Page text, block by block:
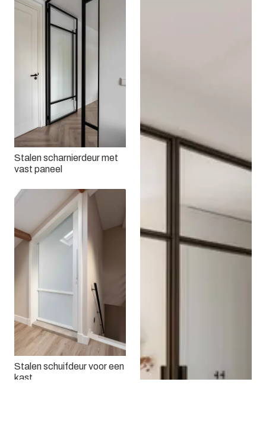
Stalen scharnierdeur met
vast paneel
Stalen schuifdeur voor een
kast